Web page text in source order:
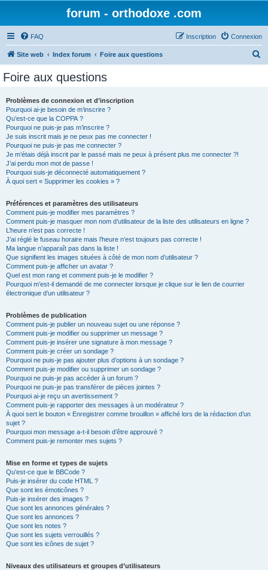
forum - orthodoxe .com
FAQ Connexion
Inscription
Site web Index forum Foire aux questions
Foire aux questions
Problèmes de connexion et d’inscription
Pourquoi ai-je besoin de m’inscrire ?
Qu’est-ce que la COPPA ?
Pourquoi ne puis-je pas m’inscrire ?
Je suis inscrit mais je ne peux pas me connecter !
Pourquoi ne puis-je pas me connecter ?
Je m’étais déjà inscrit par le passé mais ne peux à présent plus me connecter ?!
J’ai perdu mon mot de passe !
Pourquoi suis-je déconnecté automatiquement ?
À quoi sert « Supprimer les cookies » ?
Préférences et paramètres des utilisateurs
Comment puis-je modifier mes paramètres ?
Comment puis-je masquer mon nom d’utilisateur de la liste des utilisateurs en ligne ?
L’heure n’est pas correcte !
J’ai réglé le fuseau horaire mais l’heure n’est toujours pas correcte !
Ma langue n’apparaît pas dans la liste !
Que signifient les images situées à côté de mon nom d’utilisateur ?
Comment puis-je afficher un avatar ?
Quel est mon rang et comment puis-je le modifier ?
Pourquoi m’est-il demandé de me connecter lorsque je clique sur le lien de courrier
électronique d’un utilisateur ?
Problèmes de publication
Comment puis-je publier un nouveau sujet ou une réponse ?
Comment puis-je modifier ou supprimer un message ?
Comment puis-je insérer une signature à mon message ?
Comment puis-je créer un sondage ?
Pourquoi ne puis-je pas ajouter plus d’options à un sondage ?
Comment puis-je modifier ou supprimer un sondage ?
Pourquoi ne puis-je pas accéder à un forum ?
Pourquoi ne puis-je pas transférer de pièces jointes ?
Pourquoi ai-je reçu un avertissement ?
Comment puis-je rapporter des messages à un modérateur ?
À quoi sert le bouton « Enregistrer comme brouillon » affiché lors de la rédaction d’un
sujet ?
Pourquoi mon message a-t-il besoin d’être approuvé ?
Comment puis-je remonter mes sujets ?
Mise en forme et types de sujets
Qu’est-ce que le BBCode ?
Puis-je insérer du code HTML ?
Que sont les émoticônes ?
Puis-je insérer des images ?
Que sont les annonces générales ?
Que sont les annonces ?
Que sont les notes ?
Que sont les sujets verrouillés ?
Que sont les icônes de sujet ?
Niveaux des utilisateurs et groupes d’utilisateurs